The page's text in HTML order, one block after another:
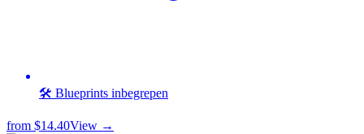
🛠️ Blueprints inbegrepen
from $14.40View →